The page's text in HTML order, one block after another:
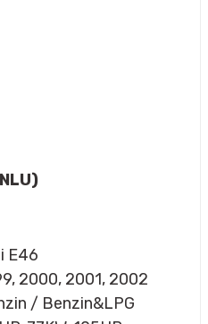
E46
2000, 2001, 2002
/ Benzin&LPG